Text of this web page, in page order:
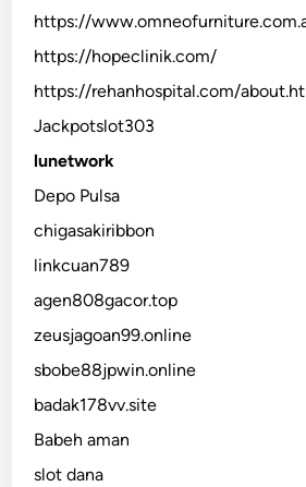
https://
https://hopeclinik.com/
https://rehanhospital.com/
Jackpotslot303
lunetwork
Depo Pulsa
chigasakiribbon
linkcuan789
agen808gacor.top
zeusjagoan99.online
sbobe88jpwin.online
badak178vv.site
Babeh aman
slot dana